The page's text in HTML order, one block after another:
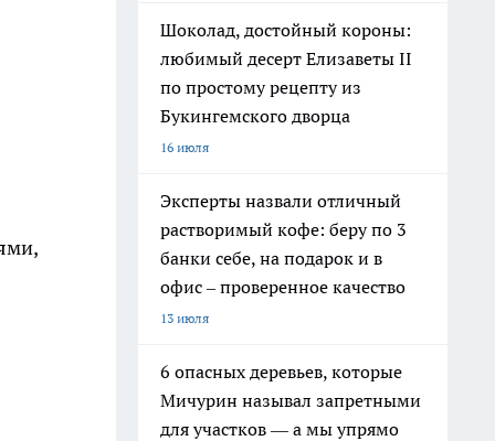
Шоколад, достойный короны:
любимый десерт Елизаветы II
по простому рецепту из
Букингемского дворца
16 июля
Эксперты назвали отличный
растворимый кофе: беру по 3
банки себе, на подарок и в
офис – проверенное качество
13 июля
6 опасных деревьев, которые
Мичурин называл запретными
для участков — а мы упрямо